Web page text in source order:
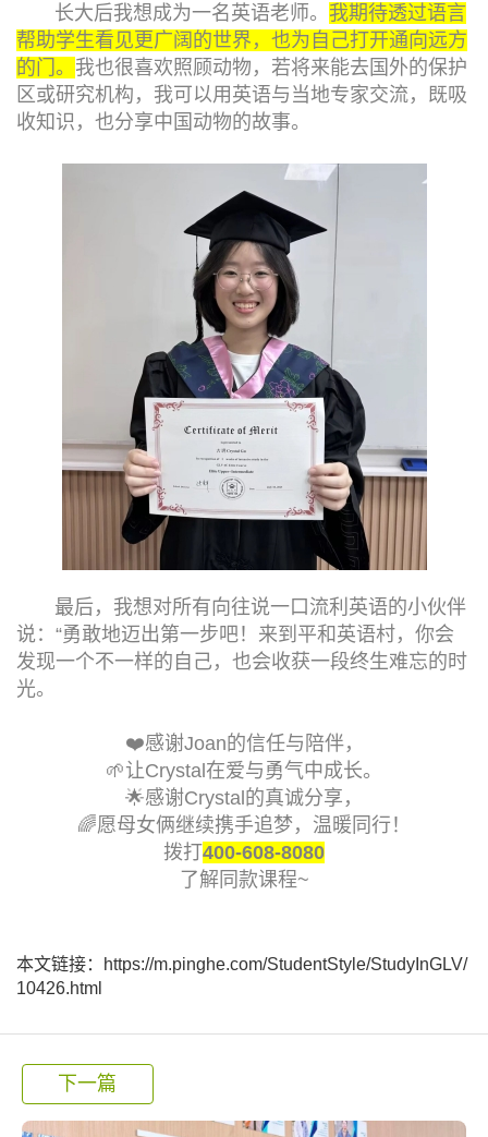
长大后我想成为一名英语老师。 我期待透过语言
帮助学生看见更广阔的世界，也为自己打开通向远方
的门。 我也很喜欢照顾动物，若将来能去国外的保护
区或研究机构，我可以用英语与当地专家交流，既吸
收知识，也分享中国动物的故事。
最后，我想对所有向往说一口流利英语的小伙伴
说：“勇敢地迈出第一步吧！来到平和英语村，你会
发现一个不一样的自己，也会收获一段终生难忘的时
光。
❤️感谢Joan的信任与陪伴，
🌱让Crystal在爱与勇气中成长。
🌟感谢Crystal的真诚分享，
🌈愿母女俩继续携手追梦，温暖同行！
拨打400-608-8080
了解同款课程~
本文链接：https://m.pinghe.com/StudentStyle/StudyInGLV/
10426.html
下一篇